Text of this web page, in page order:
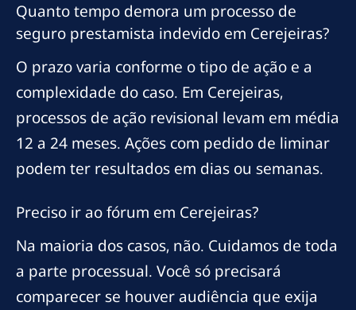
Quanto tempo demora um processo de
seguro prestamista indevido em Cerejeiras?
O prazo varia conforme o tipo de ação e a
complexidade do caso. Em Cerejeiras,
processos de ação revisional levam em média
12 a 24 meses. Ações com pedido de liminar
podem ter resultados em dias ou semanas.
Preciso ir ao fórum em Cerejeiras?
Na maioria dos casos, não. Cuidamos de toda
a parte processual. Você só precisará
comparecer se houver audiência que exija